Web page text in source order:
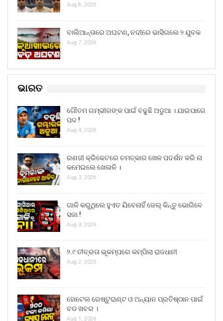
Aug 8, 2026
ବାଲିଆନ୍ତାରେ ଅଘଟଣ, ନଦୀରେ ଭାସିଗଲେ ୨ ଯୁବକ
Aug 7, 2026
ଭାରତ
ଗୌତମ ଗମ୍ଭୀରଙ୍କ ପାଇଁ ବଢୁଛି ଅଡୁଆ । ଯାଇପାରେ
ପଦ !
Aug 4, 2026
ରଣଜୀ କ୍ରିକେଟରେ ଚମତ୍କାର ଖେଳ ପଦର୍ଶନ କରି ନା
କମେଇଲେ ଖେଳାଳି ।
Aug 3, 2026
ଗାଳି କରୁଥିଲେ ହୁଏତ ଯିବେନାହିଁ ଜେଲ୍ କିନ୍ତୁ ଭୋଗିବେ
ସଜା !
Aug 3, 2026
୨.୯ ତୀବ୍ରତା ଭୂକମ୍ପରେ କମ୍ପିଲା ରାଜଧାନୀ
Aug 2, 2026
ହୋଟେଲ ରେଷ୍ଟୁରାଣ୍ଟ ଓ ଅନ୍ୟାନ ପ୍ରତିଷ୍ଠାନ ପାଇଁ
ବଡ ଖବର ।
Aug 1, 2026